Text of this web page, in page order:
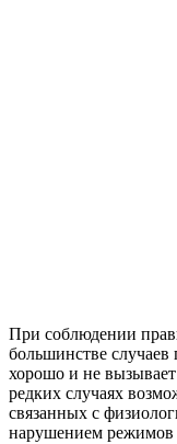
При соблюдении
большинстве
хорошо и не
редких случаях
связанных с
нарушением режимов